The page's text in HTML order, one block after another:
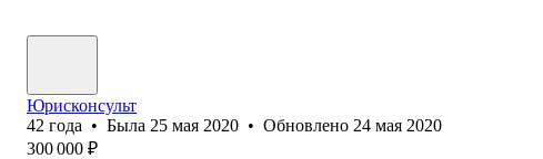
Юрисконсульт
42 года • Была 25 мая 2020 • Обновлено 24 мая 2020
300 000 ₽